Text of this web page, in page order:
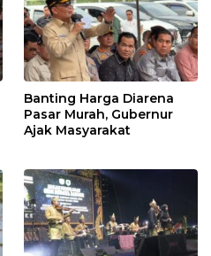
Banting Harga Diarena
Pasar Murah, Gubernur
Ajak Masyarakat